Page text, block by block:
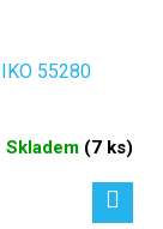
55280
Skladem (7 ks)